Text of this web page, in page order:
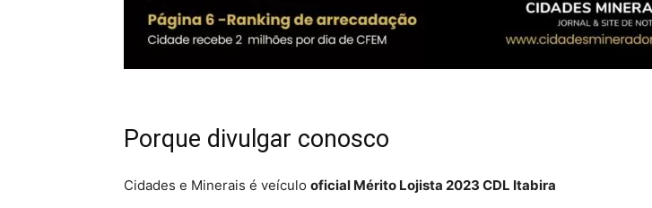
Porque divulgar conosco
Cidades e Minerais é veículo oficial Mérito Lojista 2023 CDL Itabira